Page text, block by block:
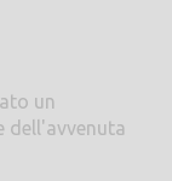
un
dell'avvenuta